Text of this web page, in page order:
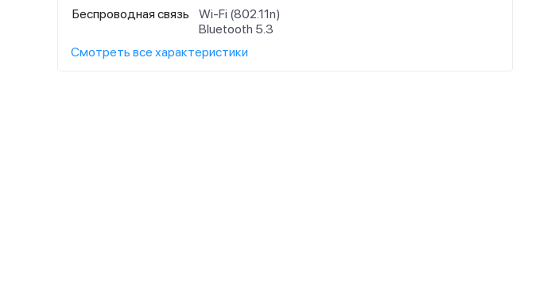
Беспроводная связь
Wi-Fi (802.11n)
Bluetooth 5.3
Смотреть все характеристики